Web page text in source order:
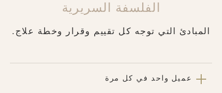
الفلسفة السريرية
المبادئ التي توجه كل تقييم وقرار وخطة علاج.
عميل واحد في كل مرة